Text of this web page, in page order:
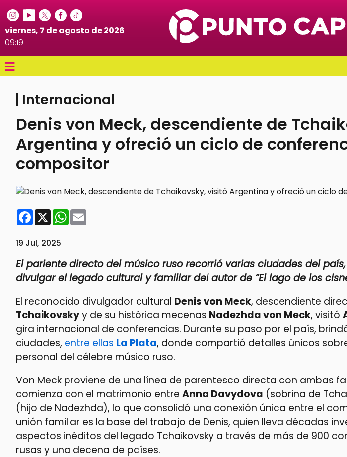
viernes, 7 de agosto de 2026
09:19
≡
Internacional
Denis von Meck, descendiente de
Argentina y ofreció un ciclo de
compositor
Facebook
X WhatsApp
19 Jul, 2025
El pariente directo del músico ruso recorrió varias ciudades del
divulgar el legado cultural y familiar del autor de “El lago de los
El reconocido divulgador cultural Denis von Meck, descendiente
Tchaikovskyy de su histórica mecenas Nadezhda von Meck, visitó
gira internacional de conferencias. Durante su paso por el país,
ciudades, entre ellas La Plata, donde compartió detalles únicos
personal del célebre músico ruso.
Von Meck proviene de una línea de parentesco directa con ambas
comienza con el matrimonio entre Anna Davydova (sobrina de
(hijo de Nadezhda), lo que consolidó una conexión única entre el
unión familiar es la base del trabajo de Denis, quien lleva décadas
aspectos inéditos del legado Tchaikovsky a través de más de 900
rusas y una decena de países.